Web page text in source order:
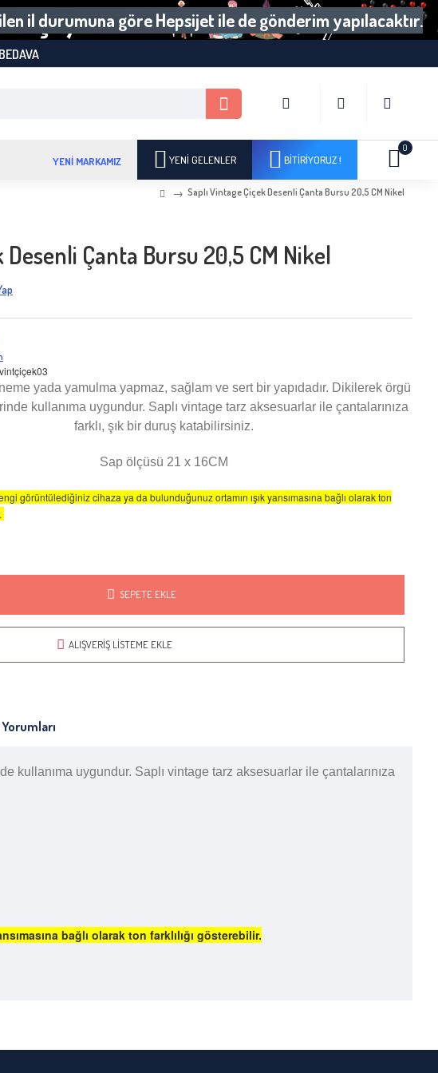
il durumuna göre Hepsijet ile de gönderim yapılacaktır.
YENİ MARKAMIZ YENI GELENLER BITIRIYORUZ !
0
Saplı Vintage Çiçek Desenli Çanta Bursu 20,5 CM Nikel
Desenli Çanta Bursu 20,5 CM Nikel
vintçiçek03
yada yamulma yapmaz, sağlam ve sert bir yapıdadır. Dikilerek örgü
kullanıma uygundur. Saplı vintage tarz aksesuarlar ile çantalarınıza
farklı, şık bir duruş katabilirsiniz.
Sap ölçüsü 21 x 16CM
görüntülediğiniz cihaza ya da bulunduğunuz ortamın ışık yansımasına bağlı olarak ton
SEPETE EKLE
ALIŞVERIŞ LISTEME EKLE
kullanıma uygundur. Saplı vintage tarz aksesuarlar ile çantalarınıza
bağlı olarak ton farklılığı gösterebilir.